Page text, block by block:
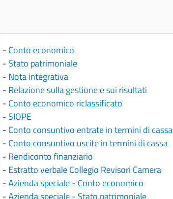
- Conto economico
- Stato patrimoniale
- Nota integrativa
- Relazione sulla gestione e sui risultati
- Conto economico riclassificato
- SIOPE
- Conto consuntivo entrate in termini di cassa
- Conto consuntivo uscite in termini di cassa
- Rendiconto finanziario
- Estratto verbale Collegio Revisori Camera
-Azienda speciale - Conto economico
-Azienda speciale - Stato patrimoniale